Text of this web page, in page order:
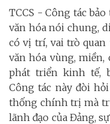
TCCS - Công tác
văn hóa nói chung,
có vị trí, vai trò
văn hóa vùng,
phát triển kinh tế,
Công tác này đòi
thống chính trị mà
lãnh đạo của Đảng,